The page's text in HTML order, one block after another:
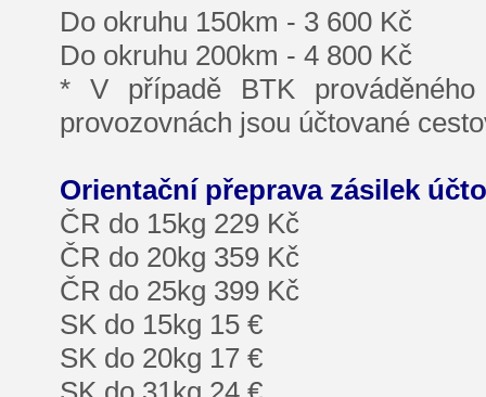
Do okruhu 150km - 3 600 Kč
Do okruhu 200km - 4 800 Kč
* V případě BTK
provozovnách jsou účtované
Orientační přeprava zásilek
ČR do 15kg 229 Kč
ČR do 20kg 359 Kč
ČR do 25kg 399 Kč
SK do 15kg 15 €
SK do 20kg 17 €